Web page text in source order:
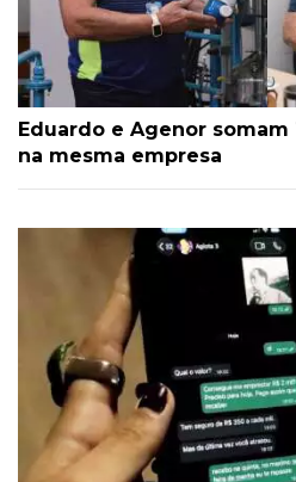
Eduardo e Agenor somam
na mesma empresa